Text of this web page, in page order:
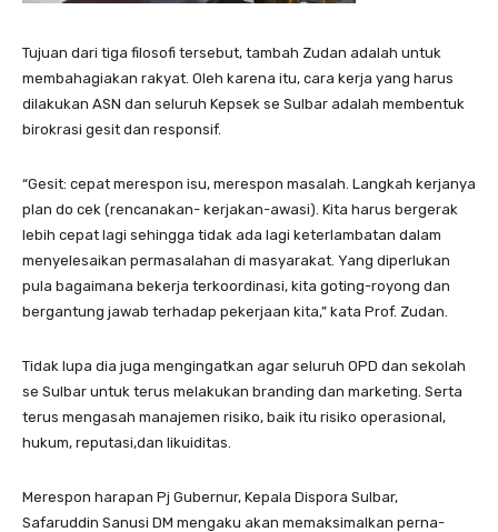
Tujuan dari tiga filosofi tersebut, tambah Zudan adalah untuk
membahagiakan rakyat. Oleh karena itu, cara kerja yang harus
dilakukan ASN dan seluruh Kepsek se Sulbar adalah membentuk
birokrasi gesit dan responsif.
“Gesit: cepat merespon isu, merespon masalah. Langkah kerjanya
plan do cek (rencanakan- kerjakan-awasi). Kita harus bergerak
lebih cepat lagi sehingga tidak ada lagi keterlambatan dalam
menyelesaikan permasalahan di masyarakat. Yang diperlukan
pula bagaimana bekerja terkoordinasi, kita goting-royong dan
bergantung jawab terhadap pekerjaan kita,” kata Prof. Zudan.
Tidak lupa dia juga mengingatkan agar seluruh OPD dan sekolah
se Sulbar untuk terus melakukan branding dan marketing. Serta
terus mengasah manajemen risiko, baik itu risiko operasional,
hukum, reputasi,dan likuiditas.
Merespon harapan Pj Gubernur, Kepala Dispora Sulbar,
Safaruddin Sanusi DM mengaku akan memaksimalkan perna-